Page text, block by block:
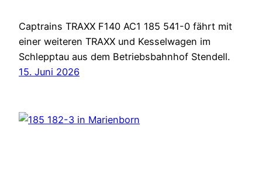
Captrains TRAXX F140 AC1 185 541-0 fährt mit
einer weiteren TRAXX und Kesselwagen im
Schlepptau aus dem Betriebsbahnhof Stendell.
15. Juni 2026